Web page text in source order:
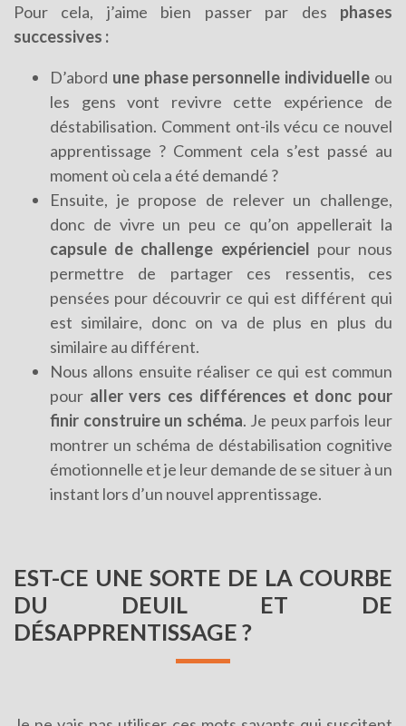
Pour cela, j’aime bien passer par des phases
successives :
D’abord une phase personnelle individuelle ou
les gens vont revivre cette expérience de
déstabilisation. Comment ont-ils vécu ce nouvel
apprentissage ? Comment cela s’est passé au
moment où cela a été demandé ?
Ensuite, je propose de relever un challenge,
donc de vivre un peu ce qu’on appellerait la
capsule de challenge expérienciel pour nous
permettre de partager ces ressentis, ces
pensées pour découvrir ce qui est différent qui
est similaire, donc on va de plus en plus du
similaire au différent.
Nous allons ensuite réaliser ce qui est commun
pour aller vers ces différences et donc pour
finir construire un schéma. Je peux parfois leur
montrer un schéma de déstabilisation cognitive
émotionnelle et je leur demande de se situer à un
instant lors d’un nouvel apprentissage.
EST-CE UNE SORTE DE LA COURBE
DU DEUIL ET DE
DÉSAPPRENTISSAGE ?